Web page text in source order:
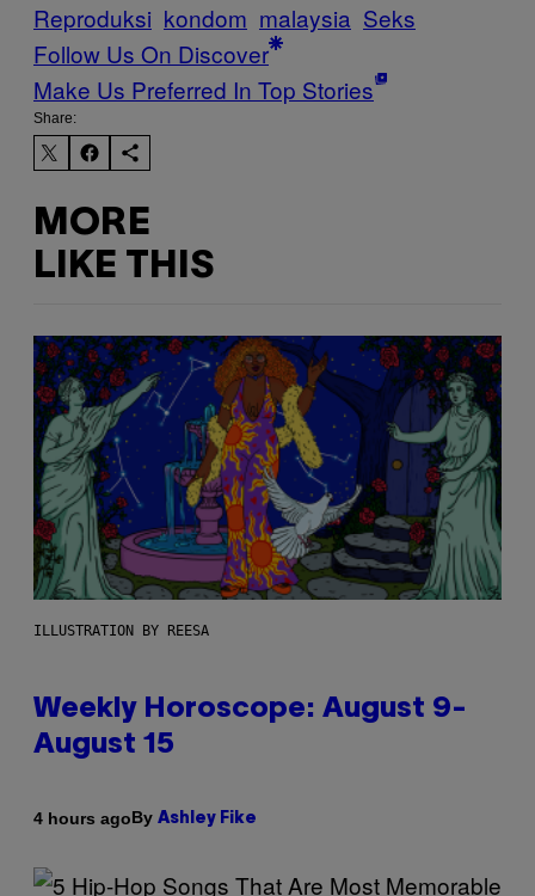
Reproduksi kondom malaysia Seks
Follow Us On Discover
Make Us Preferred In Top Stories
Share:
MORE
LIKE THIS
ILLUSTRATION BY REESA
Weekly Horoscope: August 9-
August 15
4 hours agoBy Ashley Fike